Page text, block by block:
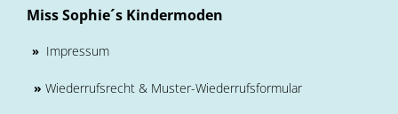
Miss Sophie´s Kindermoden
» Impressum
» Wiederrufsrecht & Muster-Wiederrufsformular